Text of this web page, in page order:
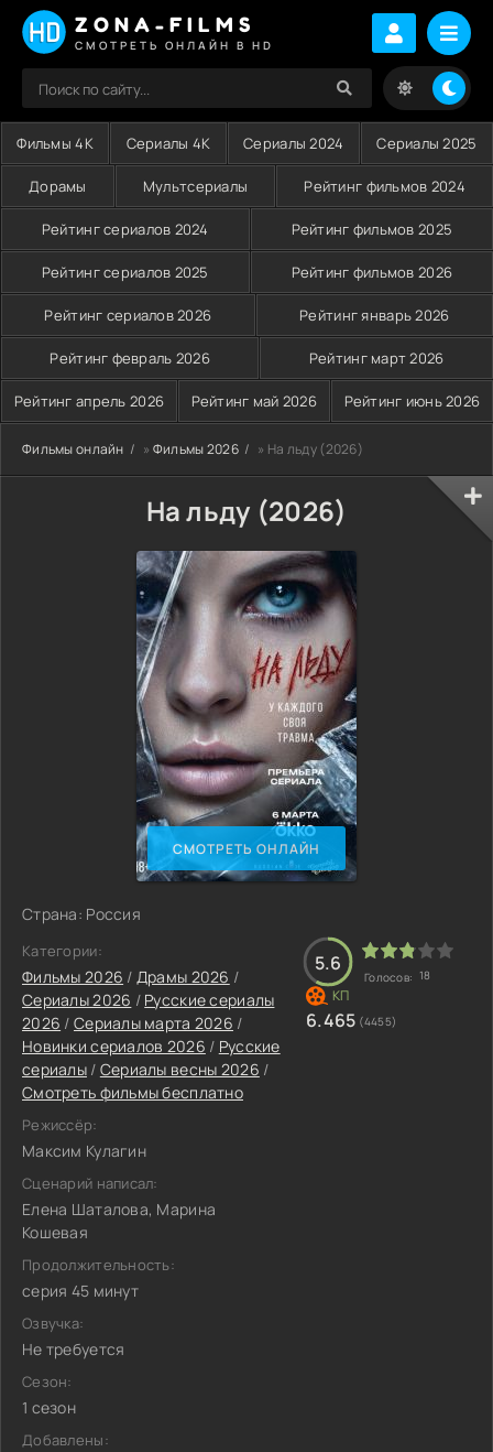
ZONA-FILMS
СМОТРЕТЬ ОНЛАЙН В HD
Фильмы 4K Сериалы 4K Сериалы 2024 Сериалы 2025
Дорамы Мультсериалы Рейтинг фильмов 2024
Рейтинг сериалов 2024 Рейтинг фильмов 2025
Рейтинг сериалов 2025 Рейтинг фильмов 2026
Рейтинг сериалов 2026 Рейтинг январь 2026
Рейтинг февраль 2026 Рейтинг март 2026
Рейтинг апрель 2026 Рейтинг май 2026 Рейтинг июнь 2026
Фильмы онлайн » Фильмы 2026 » На льду (2026)
На льду (2026)
СМОТРЕТЬ ОНЛАЙН
Страна: Россия
Категории:
Фильмы 2026 / Драмы 2026 /
Сериалы 2026 / Русские сериалы
2026 / Сериалы марта 2026 /
Новинки сериалов 2026 / Русские
сериалы/ Сериалы весны 2026 /
Смотреть фильмы бесплатно
Режиссёр:
Максим Кулагин
Сценарий написал:
Елена Шаталова, Марина
Кошевая
Продолжительность:
серия 45 минут
Озвучка:
Не требуется
Сезон:
1 сезон
Добавлены:
5.6
Голосов: 18
6.465 (4455)